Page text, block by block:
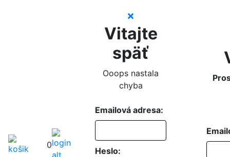
0
Vitajte
späť
Ooops nastala
chyba
Emailová adresa:
Heslo: